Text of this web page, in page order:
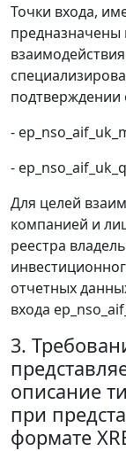
Точки входа,
предназначены
подтверждении
-
-
Для целей
компанией и
реестра
отчетных
входа
3.
описание
при
формате